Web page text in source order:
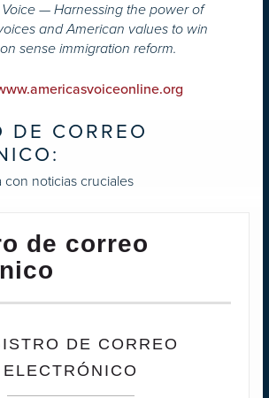
Voice — Harnessing the power of
and American values to win
sense immigration reform.
DE CORREO
con noticias cruciales
de correo
DE CORREO
ELECTRÓNICO